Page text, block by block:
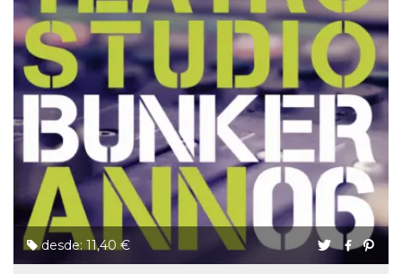
desde: 11,40 €